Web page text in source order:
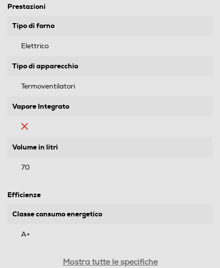
Prestazioni
Tipo di forno
Elettrico
Tipo di apparecchio
Termoventilatori
Vapore Integrato
Volume in litri
70
Efficienze
Classe consumo energetico
A+
Mostra tutte le specifiche